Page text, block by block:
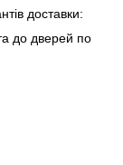
доставки:
до дверей по